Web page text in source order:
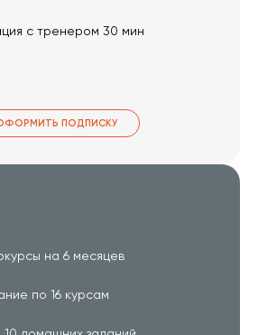
с тренером 30 мин
ПОДПИСКУ
на 6 месяцев
по 16 курсам